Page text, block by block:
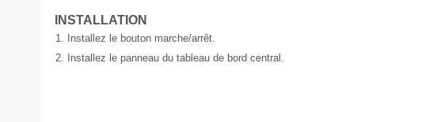
INSTALLATION
1.
Installez le bouton marche/arrêt.
2.
Installez le panneau du tableau de bord central.